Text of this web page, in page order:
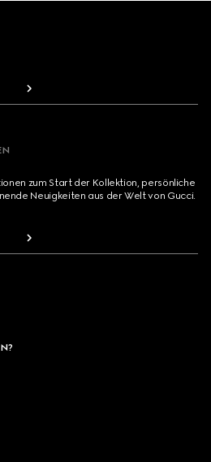
zum Start der Kollektion, persönliche
Neuigkeiten aus der Welt von Gucci.